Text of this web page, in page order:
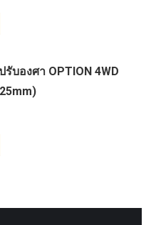
บองศา OPTION 4WD